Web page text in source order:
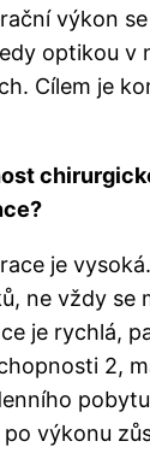
výkon
optikou v
Cílem je
je
ne vždy se
je rychlá,
2,
výkonu